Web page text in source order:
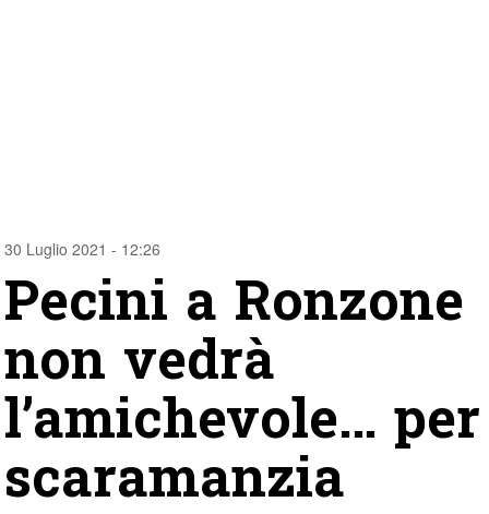
30 Luglio 2021 - 12:26
Pecini a Ronzone
non vedrà
l’amichevole… per
scaramanzia